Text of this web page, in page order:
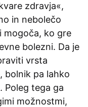
zdravja«,
in nebolečo
mogoča, ko gre
bolezni. Da je
vrsta
bolnik pa lahko
Poleg tega ga
možnostmi,